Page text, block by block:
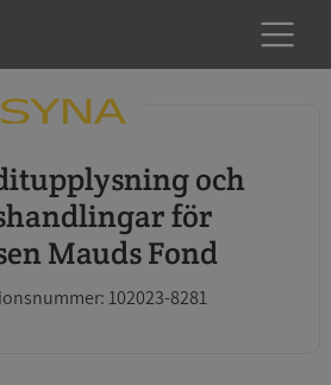
för
Mauds Fond
102023-8281